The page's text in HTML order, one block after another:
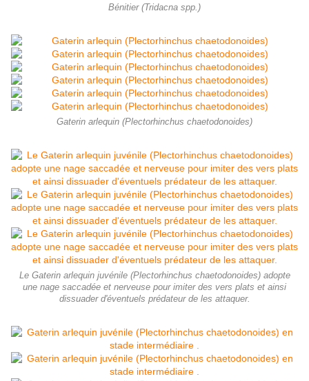
Bénitier (Tridacna spp.)
Gaterin arlequin (Plectorhinchus chaetodonoides)
Le Gaterin arlequin juvénile (Plectorhinchus chaetodonoides) adopte
une nage saccadée et nerveuse pour imiter des vers plats et ainsi
dissuader d'éventuels prédateur de les attaquer.